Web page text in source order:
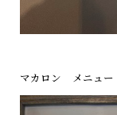
マカロン メニュー